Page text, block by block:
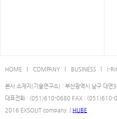
HOME l COMPANY l BUSINESS l i-
본사 소재지(기술연구소) : 부산광역시 남구 대
대표전화 : (051)610-0680 FAX : (051)610-
2016 EXSOLIT company. | HUBE